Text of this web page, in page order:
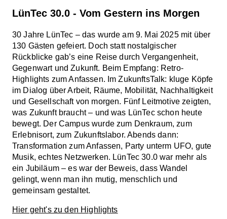
LünTec 30.0 - Vom Gestern ins Morgen
30 Jahre LünTec – das wurde am 9. Mai 2025 mit über
130 Gästen gefeiert. Doch statt nostalgischer
Rückblicke gab’s eine Reise durch Vergangenheit,
Gegenwart und Zukunft. Beim Empfang: Retro-
Highlights zum Anfassen. Im ZukunftsTalk: kluge Köpfe
im Dialog über Arbeit, Räume, Mobilität, Nachhaltigkeit
und Gesellschaft von morgen. Fünf Leitmotive zeigten,
was Zukunft braucht – und was LünTec schon heute
bewegt. Der Campus wurde zum Denkraum, zum
Erlebnisort, zum Zukunftslabor. Abends dann:
Transformation zum Anfassen, Party unterm UFO, gute
Musik, echtes Netzwerken. LünTec 30.0 war mehr als
ein Jubiläum – es war der Beweis, dass Wandel
gelingt, wenn man ihn mutig, menschlich und
gemeinsam gestaltet.
Hier geht's zu den Highlights